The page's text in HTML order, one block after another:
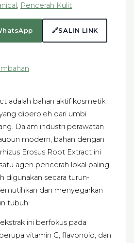
Pencerah Kulit
🔗SALIN LINK
adalah bahan aktif kosmetik
diperoleh dari umbi
Dalam industri perawatan
modern, bahan dengan
Erosus Root Extract ini
agen pencerah lokal paling
digunakan secara turun-
dan menyegarkan
tubuh.
ini berfokus pada
vitamin C, flavonoid, dan